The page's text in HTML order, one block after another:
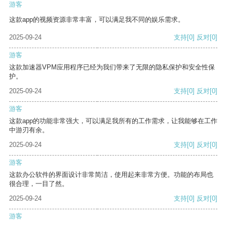
游客
这款app的视频资源非常丰富，可以满足我不同的娱乐需求。
2025-09-24 支持[0] 反对[0]
游客
这款加速器VPM应用程序已经为我们带来了无限的隐私保护和安全性保
护。
2025-09-24
支持[0] 反对[0]
游客
这款app的功能非常强大，可以满足我所有的工作需求，让我能够在工作
中游刃有余。
2025-09-24
支持[0] 反对[0]
游客
这款办公软件的界面设计非常简洁，使用起来非常方便。功能的布局也
很合理，一目了然。
2025-09-24
支持[0] 反对[0]
游客